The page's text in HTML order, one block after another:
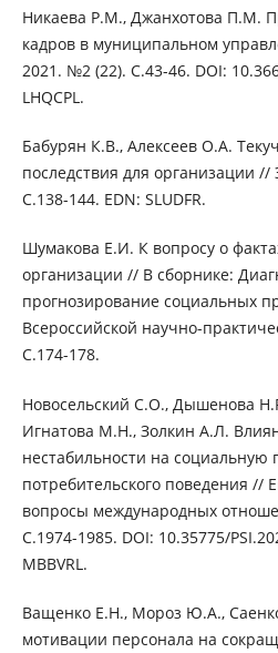
Никаева Р.М., Джанхотова П.М.
кадров в муниципальном
2021. №2 (22). С.43-46. DOI:
LHQCPL.
Бабурян К.В., Алексеев О.А.
последствия для организации
С.138-144. EDN: SLUDFR.
Шумакова Е.И. К вопросу о
организации // В сборнике:
прогнозирование социальных
Всероссийской научно-
С.174-178.
Новосельский С.О., Дышенова
Игнатова М.Н., Золкин А.Л.
нестабильности на социальную
потребительского поведения //
вопросы международных
С.1974-1985. DOI: 10.35775/
MBBVRL.
Ващенко Е.Н., Мороз Ю.А.,
мотивации персонала на